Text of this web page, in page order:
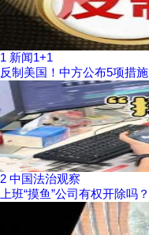
1 新闻1+1
反制美国！中方公布5项措施
2 中国法治观察
上班“摸鱼”公司有权开除吗？